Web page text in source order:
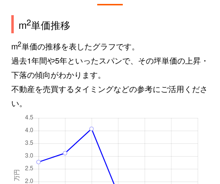
m2単価推移
m2単価の推移を表したグラフです。
過去1年間や5年といったスパンで、その坪単価の上昇・
下落の傾向がわかります。
不動産を売買するタイミングなどの参考にご活用くださ
い。